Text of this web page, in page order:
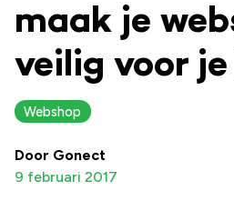
maak je
veilig voor
Webshop
Door Gonect
9 februari 2017